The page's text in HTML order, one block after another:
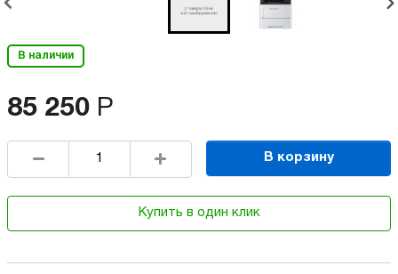
В наличии
85 250 Р
В корзину
Купить в один клик